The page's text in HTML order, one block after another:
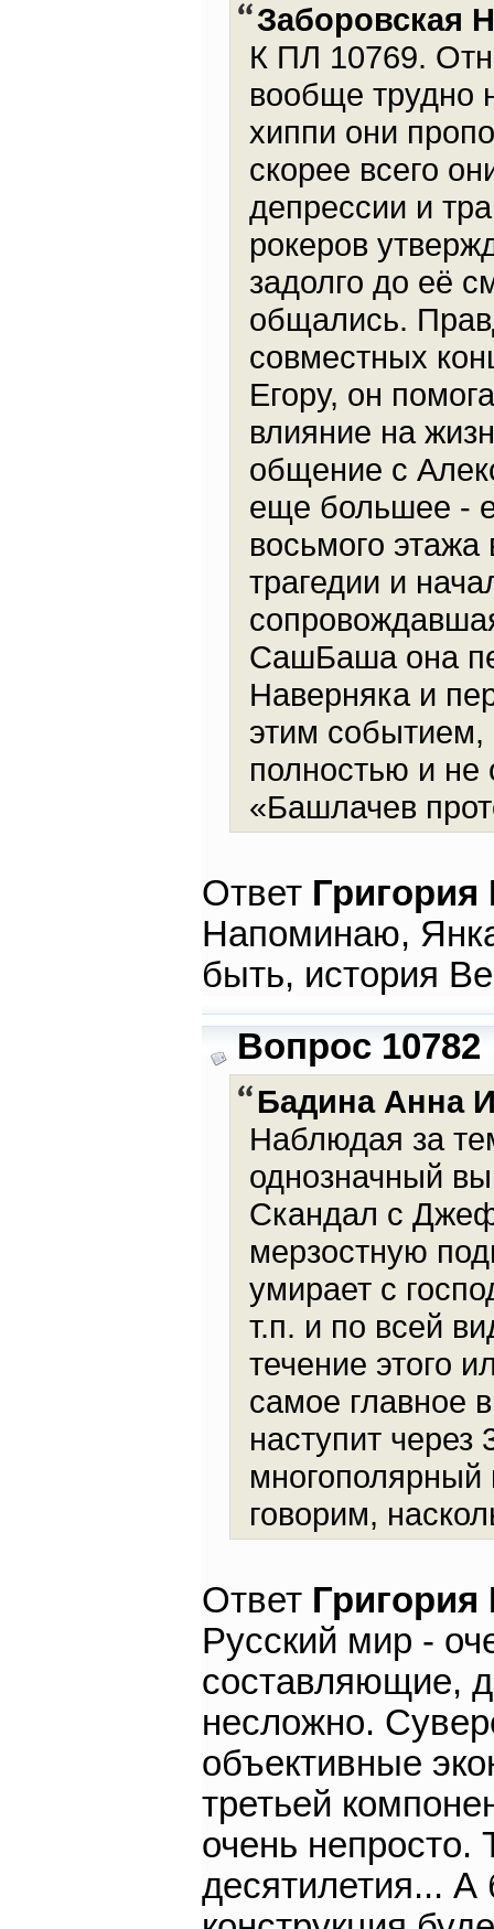
Заборовская
К ПЛ 10769.
вообще трудно
хиппи они
скорее всего
депрессии и
рокеров
задолго до её
общались.
совместных
Егору, он
влияние на
общение с
еще большее -
восьмого
трагедии и
СашБаша она
Наверняка и
этим событием,
полностью и не
«Башлачев
Ответ
Напоминаю,
быть, история
Вопрос 10782
Бадина Анна
Наблюдая за
однозначный
Скандал с
мерзостную
умирает с
т.п. и по всей
течение этого
самое главное
наступит через
говорим,
Ответ
Русский мир -
составляющие,
несложно.
объективные
третьей
очень непросто.
десятилетия... А